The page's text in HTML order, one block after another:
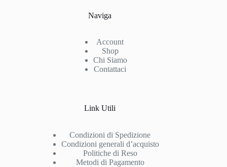
Naviga
Account
Shop
Chi Siamo
Contattaci
Link Utili
Condizioni di Spedizione
Condizioni generali d’acquisto
Politiche di Reso
Metodi di Pagamento